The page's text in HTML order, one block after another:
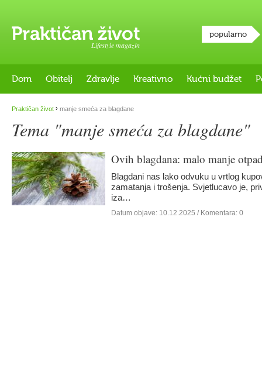
Lifestyle magazin
popularno
Dom Obitelj Zdravlje Kreativno Kućni budžet
Praktičan život › manje smeća za blagdane
Tema "manje smeća za blagdane"
Ovih blagdana: malo manje
Blagdani nas lako odvuku u vrtlog
zamatanja i trošenja. Svjetlucavo je,
iza…
Datum objave: 10.12.2025 / Komentara: 0